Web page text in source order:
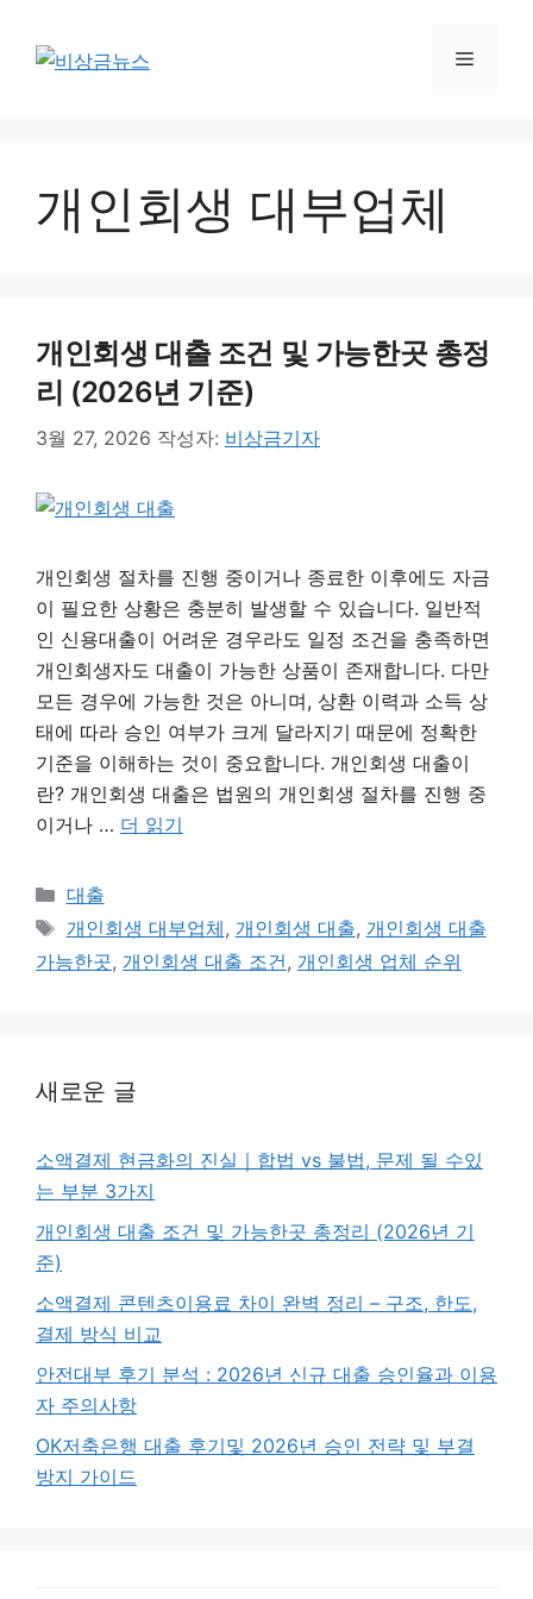
메
개인회생 대부업체
개인회생 대출 조건 및 가능한곳 총정
리 (2026년 기준)
3월 27, 2026 작성자: 비상금기자
개인회생 절차를 진행 중이거나 종료한 이후에도 자금
이 필요한 상황은 충분히 발생할 수 있습니다. 일반적
인 신용대출이 어려운 경우라도 일정 조건을 충족하면
개인회생자도 대출이 가능한 상품이 존재합니다. 다만
모든 경우에 가능한 것은 아니며, 상환 이력과 소득 상
태에 따라 승인 여부가 크게 달라지기 때문에 정확한
기준을 이해하는 것이 중요합니다. 개인회생 대출이
란? 개인회생 대출은 법원의 개인회생 절차를 진행 중
이거나 … 더 읽기
카
테
고
리
대출
태
그
개인회생 대부업체, 개인회생 대출, 개인회생 대출
가능한곳, 개인회생 대출 조건, 개인회생 업체 순위
새로운 글
소액결제 현금화의 진실｜합법 vs 불법, 문제 될 수있
는 부분 3가지
개인회생 대출 조건 및 가능한곳 총정리 (2026년 기
준)
소액결제 콘텐츠이용료 차이 완벽 정리 – 구조, 한도,
결제 방식 비교
안전대부 후기 분석 : 2026년 신규 대출 승인율과 이용
자 주의사항
OK저축은행 대출 후기및 2026년 승인 전략 및 부결
방지 가이드